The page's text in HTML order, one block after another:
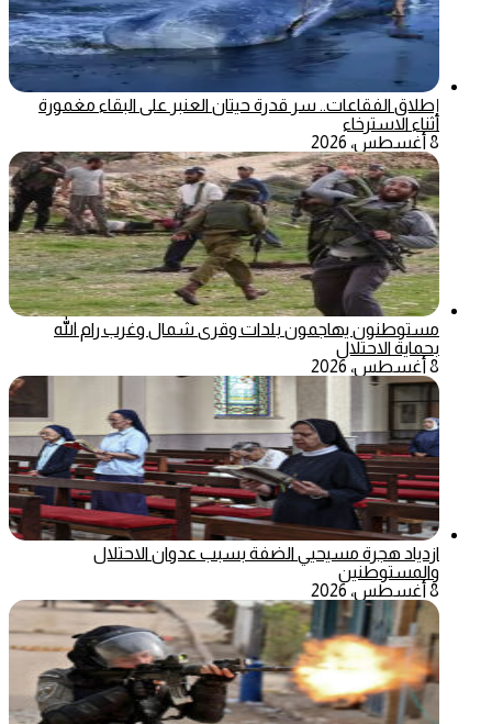
إطلاق الفقاعات.. سر قدرة حيتان العنبر على البقاء مغمورة
أثناء الاسترخاء
8 أغسطس، 2026
مستوطنون يهاجمون بلدات وقرى شمال وغرب رام الله
بحماية الاحتلال
8 أغسطس، 2026
ازدياد هجرة مسيحيي الضفة بسبب عدوان الاحتلال
والمستوطنين
8 أغسطس، 2026